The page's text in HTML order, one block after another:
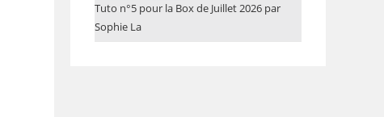
Tuto n°5 pour la Box de Juillet 2026 par
Sophie La